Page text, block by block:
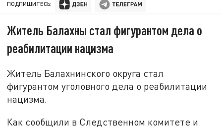
ПОДПИШИТЕСЬ:
Житель Балахны стал фигурантом дела о
реабилитации нацизма
Житель Балахнинского округа стал
фигурантом уголовного дела о реабилитации
нацизма.
Как сообщили в Следственном комитете и